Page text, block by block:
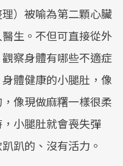
理）被喻為第二顆心臟
生。不但可直接從外
察身體有哪些不適症
體健康的小腿肚，像
像現做麻糬一樣很柔
小腿肚就會喪失彈
趴的、沒有活力。